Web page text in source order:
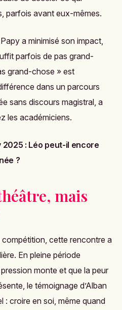
parfois avant eux-mêmes.
a minimisé son impact,
parfois de pas grand-
grand-chose » est
dans un parcours
sans discours magistral, a
les académiciens.
2025 : Léo peut-il encore
?
mais
cette rencontre a
En pleine période
monte et que la peur
le témoignage d’Alban
: croire en soi, même quand